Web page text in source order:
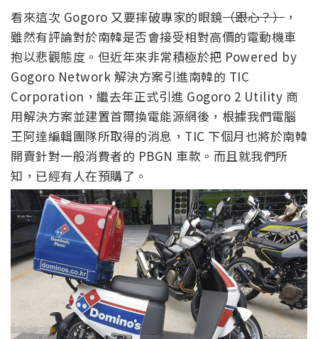
看來這次 Gogoro 又要摔破專家的眼鏡（跟心？） ，
雖然有評論對於南韓是否會接受相對高價的電動機車
抱以悲觀態度。但近年來非常積極於把 Powered by
Gogoro Network 解決方案引進南韓的 TIC
Corporation，繼去年正式引進 Gogoro 2 Utility 商
用解決方案並建置首爾換電能源網後，根據我們電腦
王阿達編輯團隊所取得的消息，TIC 下個月也將於南韓
開賣針對一般消費者的 PBGN 車款。而且就我們所
知，已經有人在預購了。